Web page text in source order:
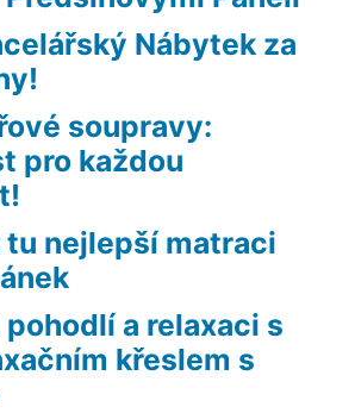
Nábytek za
soupravy:
pro každou
nejlepší matraci
a relaxaci s
křeslem s